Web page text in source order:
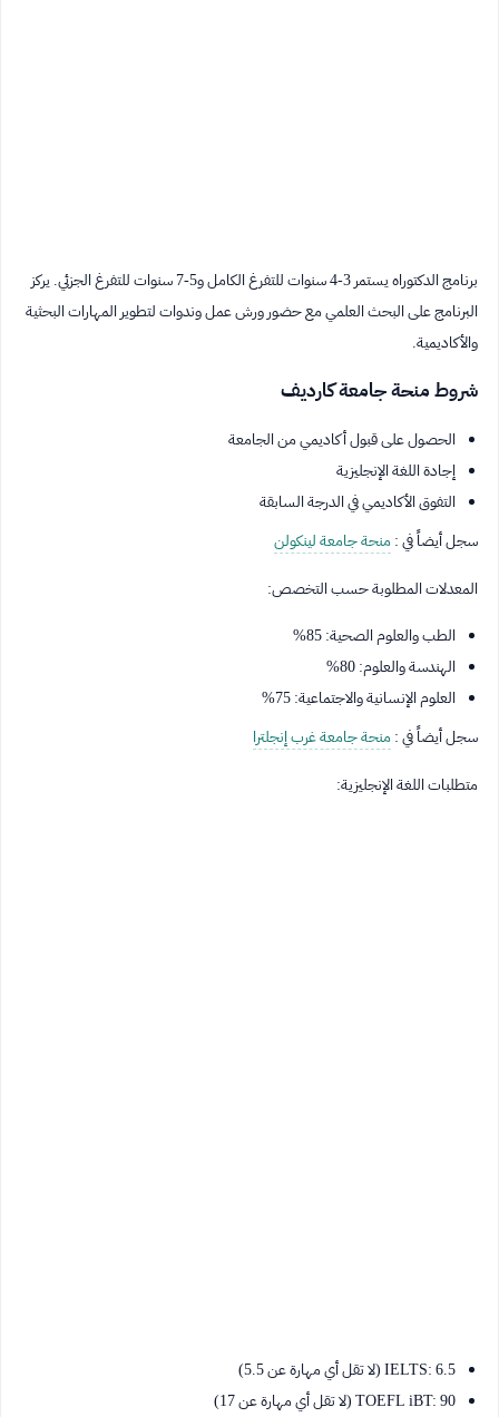
برنامج الدكتوراه يستمر 3-4 سنوات للتفرغ الكامل و5-7 سنوات للتفرغ الجزئي. يركز
البرنامج على البحث العلمي مع حضور ورش عمل وندوات لتطوير المهارات البحثية
والأكاديمية.
شروط منحة جامعة كارديف
الحصول على قبول أكاديمي من الجامعة
إجادة اللغة الإنجليزية
التفوق الأكاديمي في الدرجة السابقة
سجل أيضاً في :منحة جامعة لينكولن
المعدلات المطلوبة حسب التخصص:
الطب والعلوم الصحية: 85%
الهندسة والعلوم: 80%
العلوم الإنسانية والاجتماعية: 75%
سجل أيضاً في :منحة جامعة غرب إنجلترا
متطلبات اللغة الإنجليزية:
IELTS: 6.5 (لا تقل أي مهارة عن 5.5)
TOEFL iBT: 90 (لا تقل أي مهارة عن 17)